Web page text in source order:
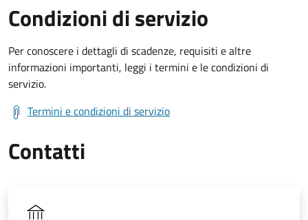
Condizioni di servizio
Per conoscere i dettagli di scadenze, requisiti e altre
informazioni importanti, leggi i termini e le condizioni di
servizio.
Termini e condizioni di servizio
Contatti